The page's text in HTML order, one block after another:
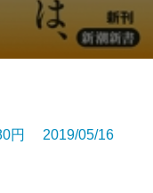
円 2019/05/16